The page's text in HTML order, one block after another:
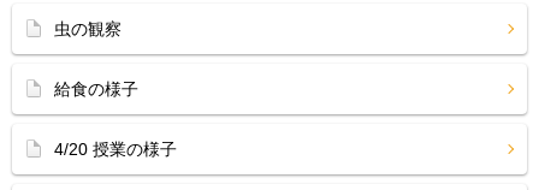
虫の観察
給食の様子
4/20 授業の様子